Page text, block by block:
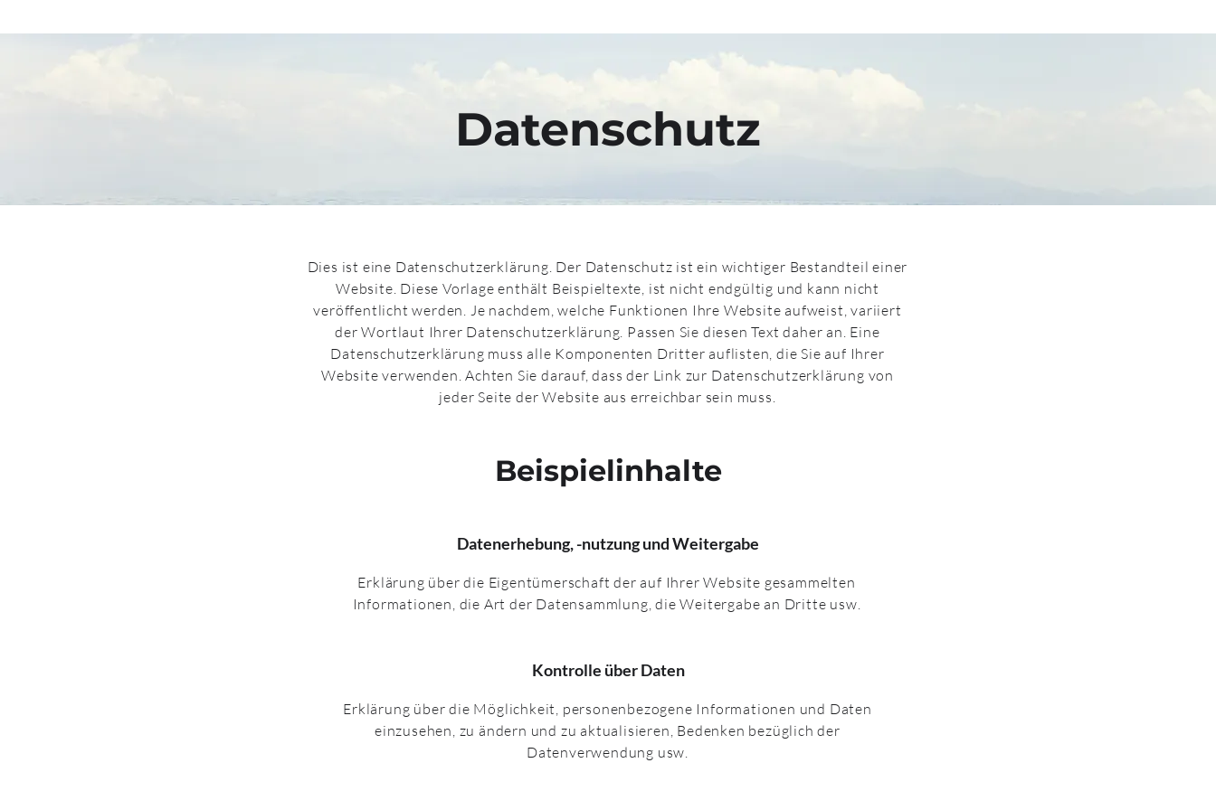
Datenschutz
Dies ist eine Datenschutzerklärung. Der Datenschutz ist ein wichtiger Bestandteil einer
Website. Diese Vorlage enthält Beispieltexte, ist nicht endgültig und kann nicht
veröffentlicht werden. Je nachdem, welche Funktionen Ihre Website aufweist, variiert
der Wortlaut Ihrer Datenschutzerklärung. Passen Sie diesen Text daher an. Eine
Datenschutzerklärung muss alle Komponenten Dritter auflisten, die Sie auf Ihrer
Website verwenden. Achten Sie darauf, dass der Link zur Datenschutzerklärung von
jeder Seite der Website aus erreichbar sein muss.
Beispielinhalte
Datenerhebung, -nutzung und Weitergabe
Erklärung über die Eigentümerschaft der auf Ihrer Website gesammelten
Informationen, die Art der Datensammlung, die Weitergabe an Dritte usw.
Kontrolle über Daten
Erklärung über die Möglichkeit, personenbezogene Informationen und Daten
einzusehen, zu ändern und zu aktualisieren, Bedenken bezüglich der
Datenverwendung usw.